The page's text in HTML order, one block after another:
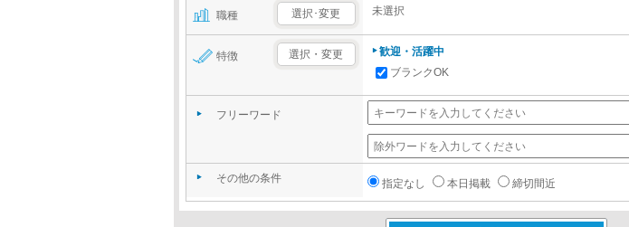
職種 選択･変更 未選択
特徴 選択・変更
歓迎・活躍中
ブランクOK
フリーワード
その他の条件 指定なし 本日掲載 締切間近